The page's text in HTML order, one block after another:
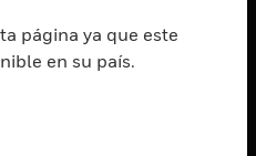
página ya que este
en su país.